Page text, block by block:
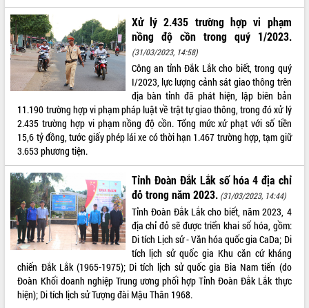
Xử lý 2.435 trường hợp vi phạm
nồng độ cồn trong quý 1/2023.
(31/03/2023, 14:58)
Công an tỉnh Đắk Lắk cho biết, trong quý
I/2023, lực lượng cảnh sát giao thông trên
địa bàn tỉnh đã phát hiện, lập biên bản
11.190 trường hợp vi phạm pháp luật về trật tự giao thông, trong đó xử lý
2.435 trường hợp vi phạm nồng độ cồn. Tổng mức xử phạt với số tiền
15,6 tỷ đồng, tước giấy phép lái xe có thời hạn 1.467 trường hợp, tạm giữ
3.653 phương tiện.
Tỉnh Đoàn Đắk Lắk số hóa 4 địa chỉ
đỏ trong năm 2023. (31/03/2023, 14:44)
Tỉnh Đoàn Đắk Lắk cho biết, năm 2023, 4
địa chỉ đỏ sẽ được triển khai số hóa, gồm:
Di tích Lịch sử - Văn hóa quốc gia CaDa; Di
tích lịch sử quốc gia Khu căn cứ kháng
chiến Đắk Lắk (1965-1975); Di tích lịch sử quốc gia Bia Nam tiến (do
Đoàn Khối doanh nghiệp Trung ương phối hợp Tỉnh Đoàn Đắk Lắk thực
hiện); Di tích lịch sử Tượng đài Mậu Thân 1968.